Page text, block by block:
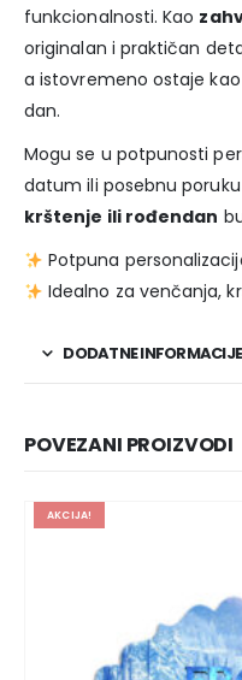
funkcionalnosti. Kao
originalan i praktičan
a istovremeno ostaje
dan.
Mogu se u potpunosti
datum ili posebnu
krštenje ili rođendan
Potpuna
Idealno za venčanja,
DODATNE INFORMACIJE
POVEZANI PROIZVODI
AKCIJA!